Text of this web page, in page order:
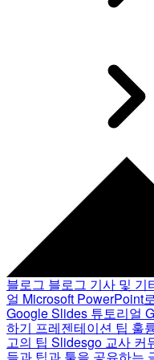
블로그 블로그 기사 및 기
얼 Microsoft PowerPoint
Google Slides 튜토리얼
하기 프레젠테이션 팁 훌
고의 팁 Slidesgo 교사 커